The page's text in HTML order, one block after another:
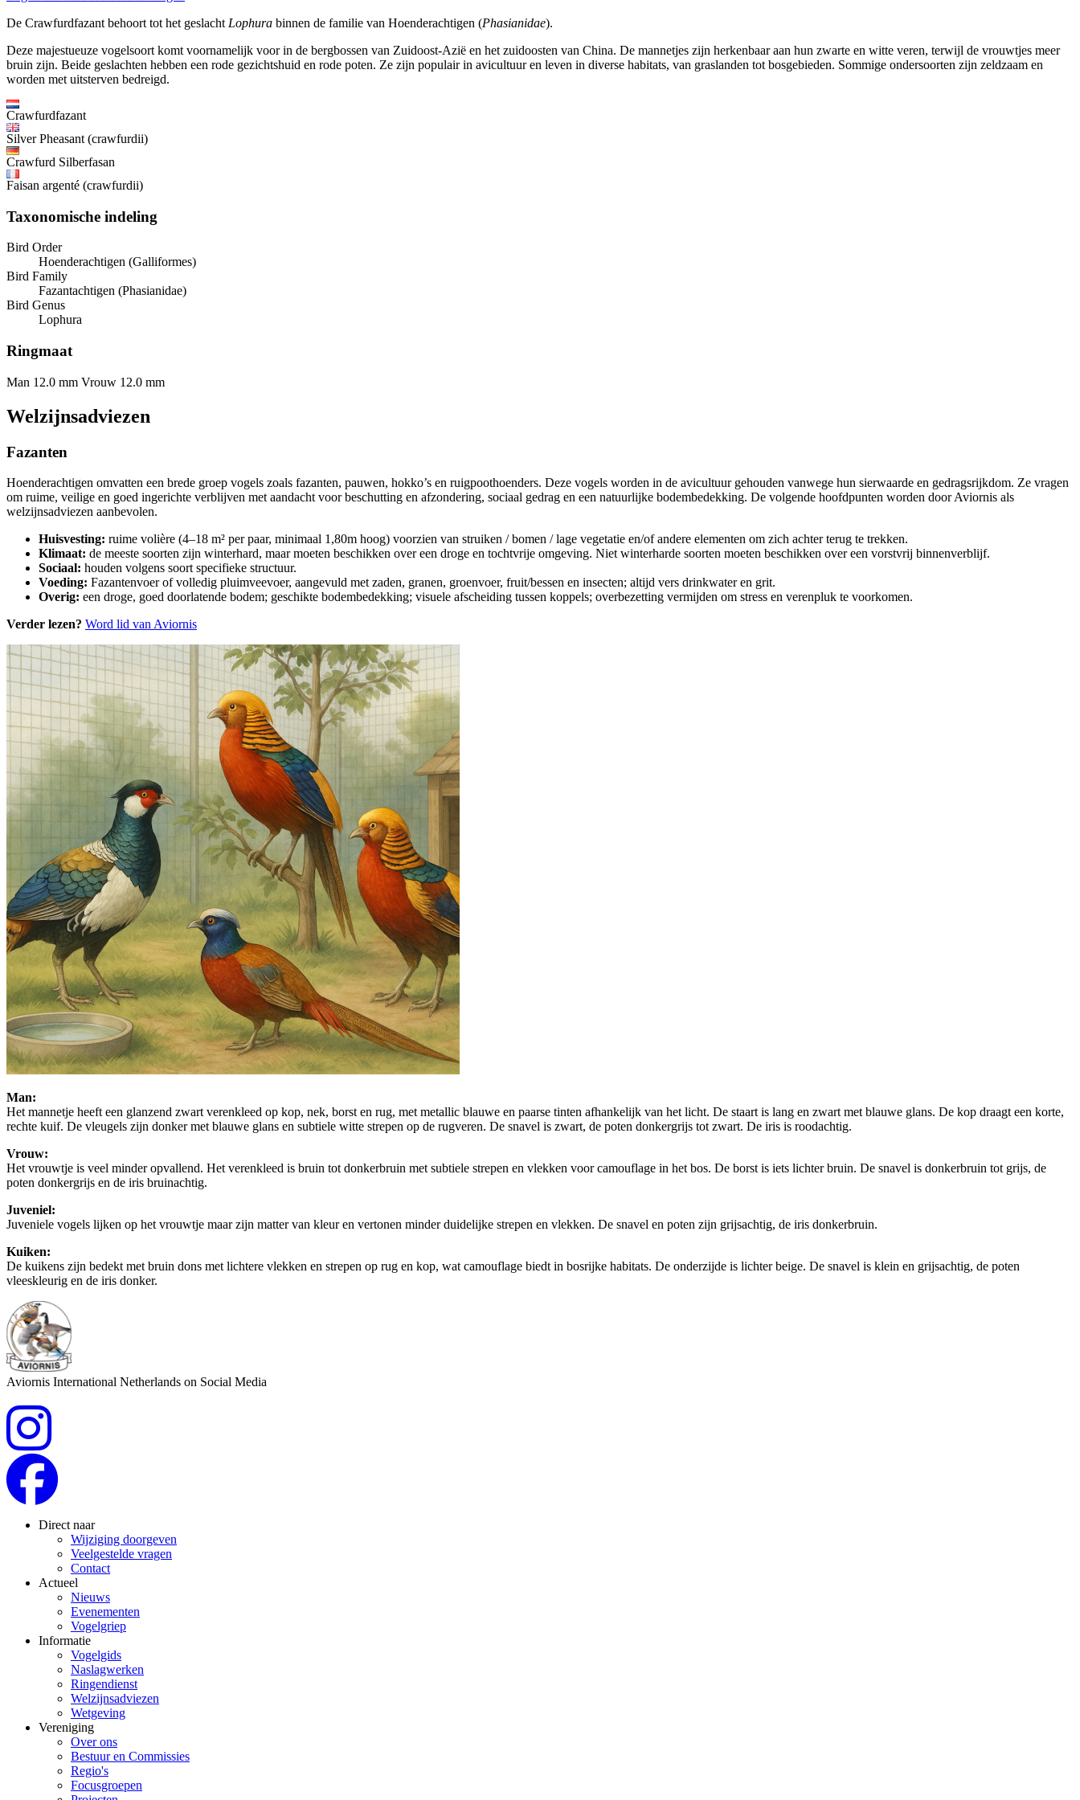
De Crawfurdfazant behoort tot het geslacht Lophura binnen de familie van Hoenderachtigen (Phasianidae).
Deze majestueuze vogelsoort komt voornamelijk voor in de bergbossen van Zuidoost-Azië en het zuidoosten van China. De mannetjes zijn herkenbaar aan hun zwarte en witte veren, terwijl de vrouwtjes meer
bruin zijn. Beide geslachten hebben een rode gezichtshuid en rode poten. Ze zijn populair in avicultuur en leven in diverse habitats, van graslanden tot bosgebieden. Sommige ondersoorten zijn zeldzaam en
worden met uitsterven bedreigd.
Crawfurdfazant
Silver Pheasant (crawfurdii)
Crawfurd Silberfasan
Faisan argenté (crawfurdii)
Taxonomische indeling
Bird Order
Hoenderachtigen (Galliformes)
Bird Family
Fazantachtigen (Phasianidae)
Bird Genus
Lophura
Ringmaat
Man 12.0 mm Vrouw 12.0 mm
Welzijnsadviezen
Fazanten
Hoenderachtigen omvatten een brede groep vogels zoals fazanten, pauwen, hokko’s en ruigpoothoenders. Deze vogels worden in de avicultuur gehouden vanwege hun sierwaarde en gedragsrijkdom. Ze vragen
om ruime, veilige en goed ingerichte verblijven met aandacht voor beschutting en afzondering, sociaal gedrag en een natuurlijke bodembedekking. De volgende hoofdpunten worden door Aviornis als
welzijnsadviezen aanbevolen.
Huisvesting: ruime volière (4–18 m² per paar, minimaal 1,80m hoog) voorzien van struiken / bomen / lage vegetatie en/of andere elementen om zich achter terug te trekken.
Klimaat: de meeste soorten zijn winterhard, maar moeten beschikken over een droge en tochtvrije omgeving. Niet winterharde soorten moeten beschikken over een vorstvrij binnenverblijf.
Sociaal: houden volgens soort specifieke structuur.
Voeding: Fazantenvoer of volledig pluimveevoer, aangevuld met zaden, granen, groenvoer, fruit/bessen en insecten; altijd vers drinkwater en grit.
Overig: een droge, goed doorlatende bodem; geschikte bodembedekking; visuele afscheiding tussen koppels; overbezetting vermijden om stress en verenpluk te voorkomen.
Verder lezen? Word lid van Aviornis
Man:
Het mannetje heeft een glanzend zwart verenkleed op kop, nek, borst en rug, met metallic blauwe en paarse tinten afhankelijk van het licht. De staart is lang en zwart met blauwe glans. De kop draagt een korte,
rechte kuif. De vleugels zijn donker met blauwe glans en subtiele witte strepen op de rugveren. De snavel is zwart, de poten donkergrijs tot zwart. De iris is roodachtig.
Vrouw:
Het vrouwtje is veel minder opvallend. Het verenkleed is bruin tot donkerbruin met subtiele strepen en vlekken voor camouflage in het bos. De borst is iets lichter bruin. De snavel is donkerbruin tot grijs, de
poten donkergrijs en de iris bruinachtig.
Juveniel:
Juveniele vogels lijken op het vrouwtje maar zijn matter van kleur en vertonen minder duidelijke strepen en vlekken. De snavel en poten zijn grijsachtig, de iris donkerbruin.
Kuiken:
De kuikens zijn bedekt met bruin dons met lichtere vlekken en strepen op rug en kop, wat camouflage biedt in bosrijke habitats. De onderzijde is lichter beige. De snavel is klein en grijsachtig, de poten
vleeskleurig en de iris donker.
Aviornis International Netherlands on Social Media
Direct naar
Wijziging doorgeven
Veelgestelde vragen
Contact
Actueel
Nieuws
Evenementen
Vogelgriep
Informatie
Vogelgids
Naslagwerken
Ringendienst
Welzijnsadviezen
Wetgeving
Vereniging
Over ons
Bestuur en Commissies
Regio's
Focusgroepen